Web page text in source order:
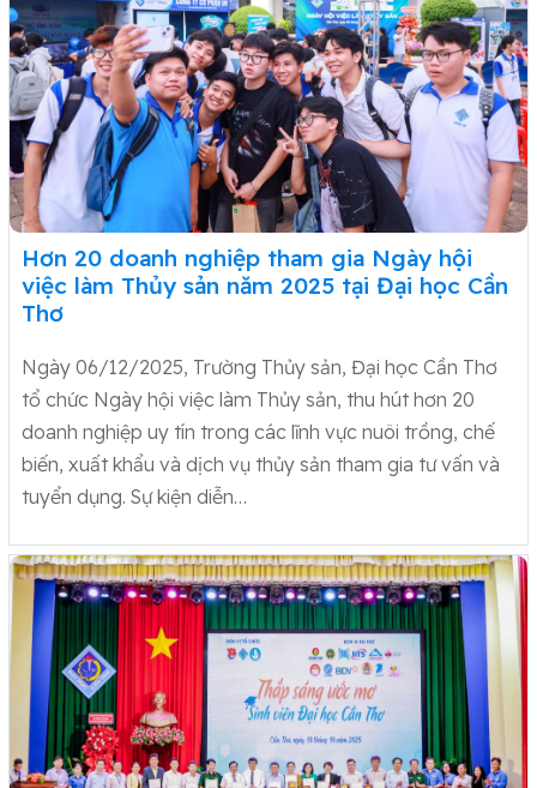
Hơn 20 doanh nghiệp tham gia Ngày hội
việc làm Thủy sản năm 2025 tại Đại học Cần
Thơ
Ngày 06/12/2025, Trường Thủy sản, Đại học Cần Thơ
tổ chức Ngày hội việc làm Thủy sản, thu hút hơn 20
doanh nghiệp uy tín trong các lĩnh vực nuôi trồng, chế
biến, xuất khẩu và dịch vụ thủy sản tham gia tư vấn và
tuyển dụng. Sự kiện diễn…